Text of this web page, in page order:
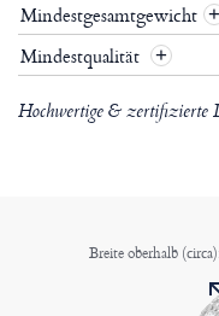
Mindestgesamtgewicht
Mindestqualität
+
Hochwertige & zertifizierte
Breite oberhalb